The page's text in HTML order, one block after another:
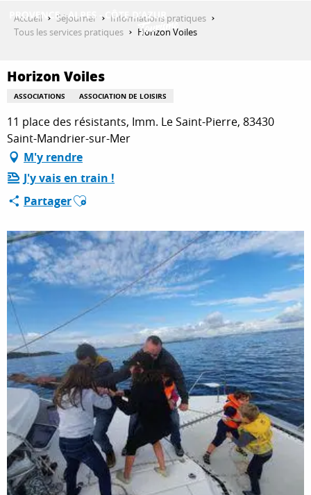
QUE FAIRE ?
SÉJOURNER
ESPACE PRO
Accueil Séjourner
Informations pratiques
Tous les services pratiques
Horizon Voiles
Horizon Voiles
ASSOCIATIONS ASSOCIATION DE LOISIRS
11 place des résistants, Imm. Le Saint-Pierre, 83430
Saint-Mandrier-sur-Mer
M'y rendre
J'y vais en train !
PartagerAjouter aux favoris